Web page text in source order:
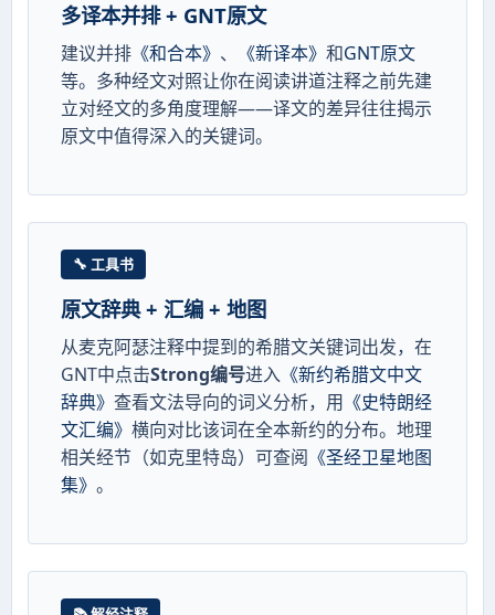
多译本并排 + GNT原文
建议并排《和合本》 、 《新译本》 和GNT原文
等。多种经文对照让你在阅读讲道注释之前先建
立对经文的多角度理解——译文的差异往往揭示
原文中值得深入的关键词。
🔧 工具书
原文辞典 + 汇编 + 地图
从麦克阿瑟注释中提到的希腊文关键词出发，在
GNT中点击Strong编号进入《新约希腊文中文
辞典》 查看文法导向的词义分析，用 《史特朗经
文汇编》 横向对比该词在全本新约的分布。地理
相关经节（如克里特岛）可查阅 《圣经卫星地图
集》 。